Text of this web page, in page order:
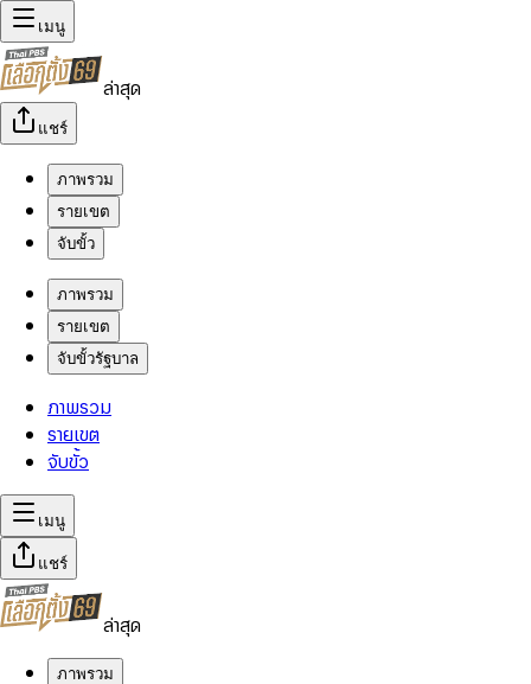
เมนู
ล่าสุด
แชร์
ภาพรวม
รายเขต
จับขั้ว
ภาพรวม
รายเขต
จับขั้วรัฐบาล
ภาพรวม
รายเขต
จับขั้ว
เมนู
แชร์
ล่าสุด
ภาพรวม